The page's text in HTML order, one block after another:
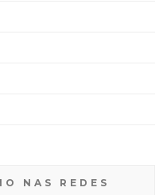
NAS REDES